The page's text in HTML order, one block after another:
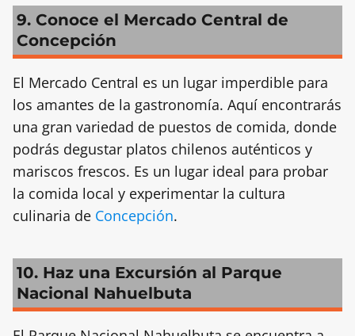
9. Conoce el Mercado Central de
Concepción
El Mercado Central es un lugar imperdible para
los amantes de la gastronomía. Aquí encontrarás
una gran variedad de puestos de comida, donde
podrás degustar platos chilenos auténticos y
mariscos frescos. Es un lugar ideal para probar
la comida local y experimentar la cultura
culinaria de Concepción.
10. Haz una Excursión al Parque
Nacional Nahuelbuta